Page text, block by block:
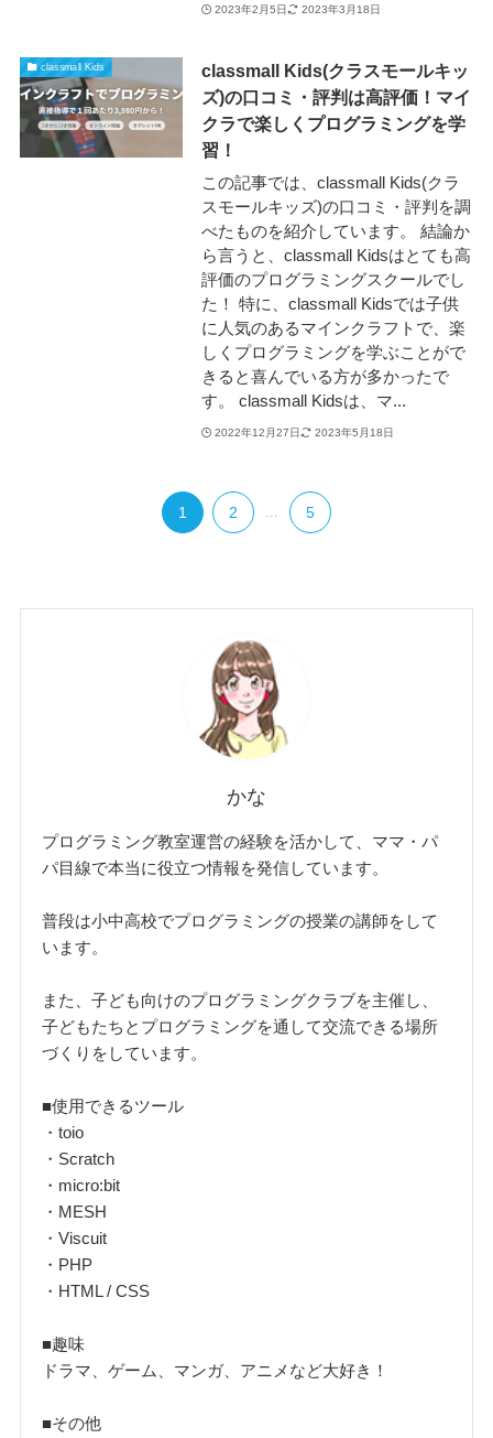
2023年2月5日 2023年3月18日
classmall Kids
classmall Kids(クラスモールキッ
ズ)の口コミ・評判は高評価！マイ
クラで楽しくプログラミングを学
習！
この記事では、classmall Kids(クラ
スモールキッズ)の口コミ・評判を調
べたものを紹介しています。 結論か
ら言うと、classmall Kidsはとても高
評価のプログラミングスクールでし
た！ 特に、classmall Kidsでは子供
に人気のあるマインクラフトで、楽
しくプログラミングを学ぶことがで
きると喜んでいる方が多かったで
す。 classmall Kidsは、マ...
2022年12月27日 2023年5月18日
1 2 5
かな
プログラミング教室運営の経験を活かして、ママ・パ
パ目線で本当に役立つ情報を発信しています。
普段は小中高校でプログラミングの授業の講師をして
います。
また、子ども向けのプログラミングクラブを主催し、
子どもたちとプログラミングを通して交流できる場所
づくりをしています。
■使用できるツール
・toio
・Scratch
・micro:bit
・MESH
・Viscuit
・PHP
・HTML / CSS
■趣味
ドラマ、ゲーム、マンガ、アニメなど大好き！
■その他